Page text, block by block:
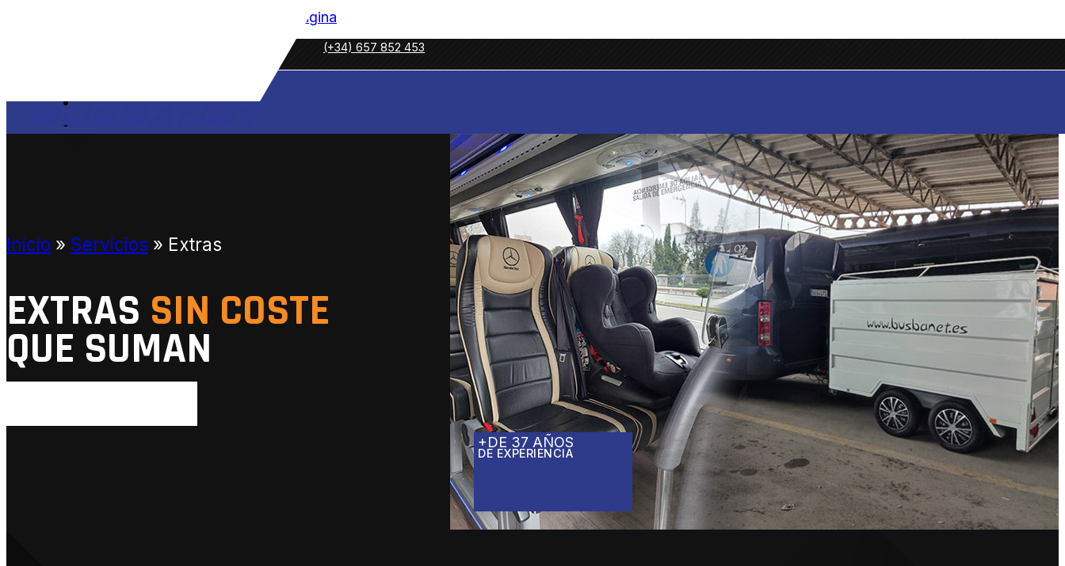
Saltar al pie de página
(+34) 657 852 453
PARTICULARES
EXTRAS
FLOTA
BLOG
CONTACTO
Inicio » Servicios » Extras
EXTRAS SIN COSTE
QUE SUMAN
+DE 37 AÑOS
DE EXPERIENCIA